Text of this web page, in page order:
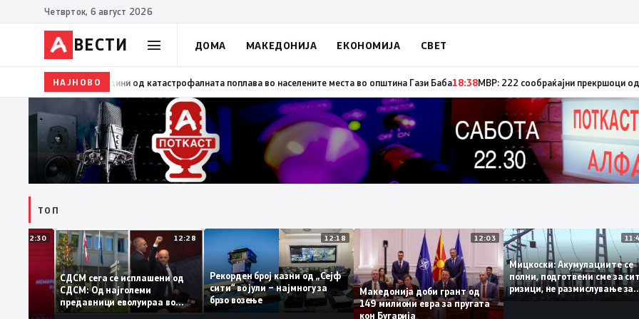
Четврток, 6 август 2026
ВЕСТИ ДОМА МАКЕДОНИЈА ЕКОНОМИЈА СВЕТ
НАЈНОВО18:49Вкупно 18 пожари на отворено денеска до 18 часот, два се активни18:48Десет години од катастрофалната
ТОП
12:30
на
12:28
СДСМ сега се исплашени од
СДСМ: Од најголеми
предавници еволуираа во
најголеми патриоти
12:18
Рекорден број казни од „Сејф
сити“ во јули – најмногу за
брзо возење
12:03
Македонија доби грант од
149 милиони евра за пругата
кон Бугарија
Мицкоски: Акумулациите
полни, подготвени сме
ризици, не размислување
поскапување на струјата